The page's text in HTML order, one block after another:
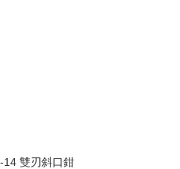
14 雙刃斜口鉗